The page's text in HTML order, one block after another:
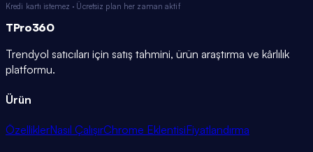
Kredi kartı istemez · Ücretsiz plan her zaman aktif
TPro360
Trendyol satıcıları için satış tahmini, ürün araştırma ve kârlılık
platformu.
Ürün
ÖzelliklerNasıl ÇalışırChrome EklentisiFiyatlandırma